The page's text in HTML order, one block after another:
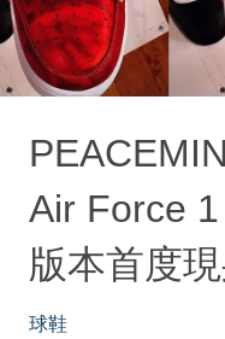
Air Force
版本首度現
球鞋